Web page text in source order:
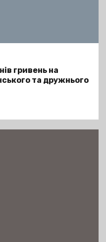
гривень на
та дружнього